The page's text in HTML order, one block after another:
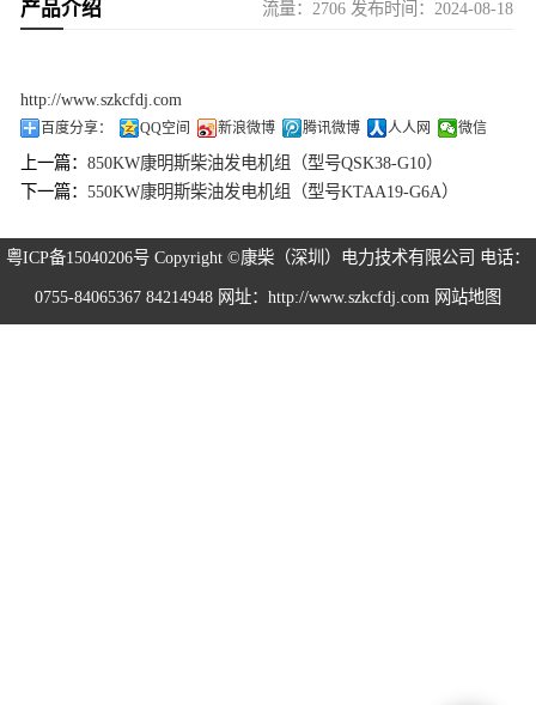
产品介绍 流量：2706 发布时间：2024-08-18
http://www.szkcfdj.com
百度分享： QQ空间 新浪微博 腾讯微博 人人网 微信
上一篇：850KW康明斯柴油发电机组（型号QSK38-G10）
下一篇：550KW康明斯柴油发电机组（型号KTAA19-G6A）
粤ICP备15040206号 Copyright ©康柴（深圳）电力技术有限公司 电话：
0755-84065367 84214948 网址：http://www.szkcfdj.com 网站地图
发电机租赁
CPG原厂整机